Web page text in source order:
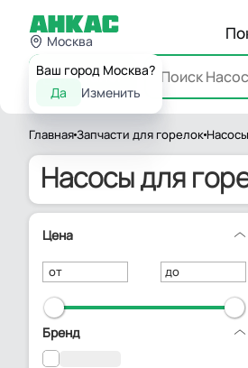
Москва
Ваш город Москва?
Да
Изменить
Каталог
ГлавнаяЗапчасти для горелок
Насосы для
Цена
от до
Бренд